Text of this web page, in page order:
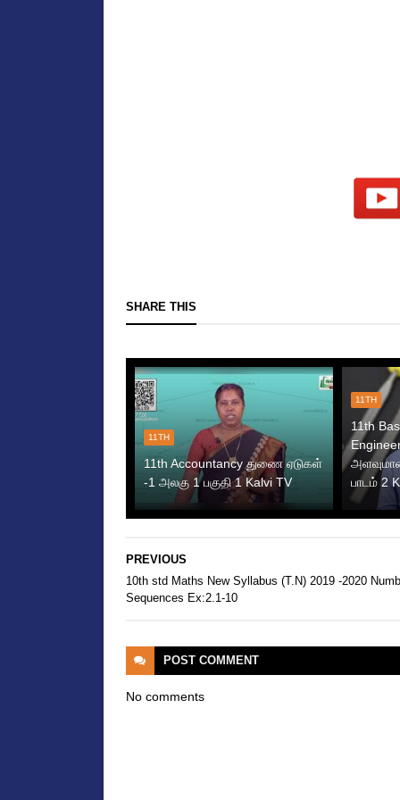
SHARE THIS
11TH
11th Accountancy துணை ஏடுகள்
-1 அலகு 1 பகுதி 1 Kalvi TV
11TH
11th
பாடம் 2
PREVIOUS
10th std Maths New Syllabus (T.N) 2019 -2020
Sequences Ex:2.1-10
POST COMMENT
No comments